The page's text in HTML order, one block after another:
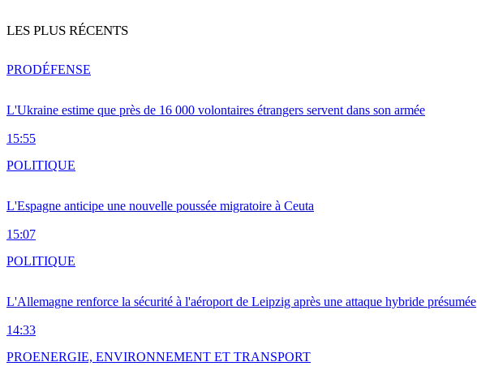
LES PLUS RÉCENTS
L'Ukraine estime que près de 16 000 volontaires étrangers servent dans son armée
15:55
PRODÉFENSE
L'Espagne anticipe une nouvelle poussée migratoire à Ceuta
15:07
POLITIQUE
L'Allemagne renforce la sécurité à l'aéroport de Leipzig après une attaque hybride présumée
14:33
POLITIQUE
PROENERGIE, ENVIRONNEMENT ET TRANSPORT